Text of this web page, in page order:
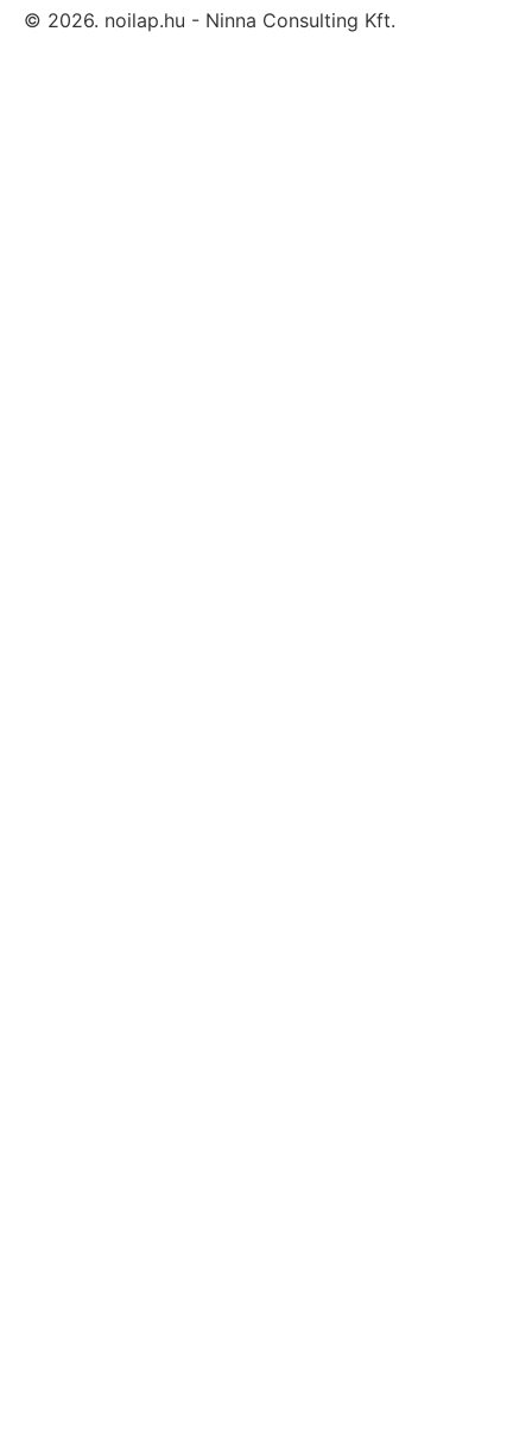
© 2026. noilap.hu - Ninna Consulting Kft.